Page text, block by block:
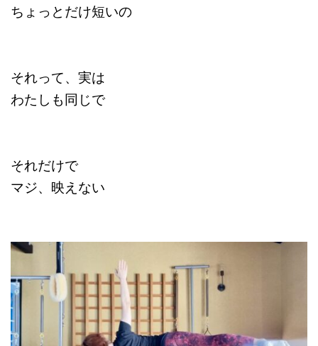
ちょっとだけ短いの
それって、実は
わたしも同じで
それだけで
マジ、映えない